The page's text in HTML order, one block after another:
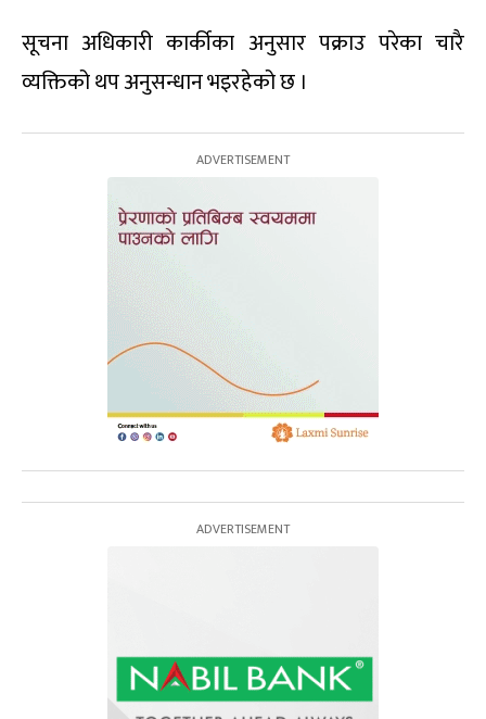
सूचना अधिकारी कार्कीका अनुसार पक्राउ परेका चारै
व्यक्तिको थप अनुसन्धान भइरहेको छ ।